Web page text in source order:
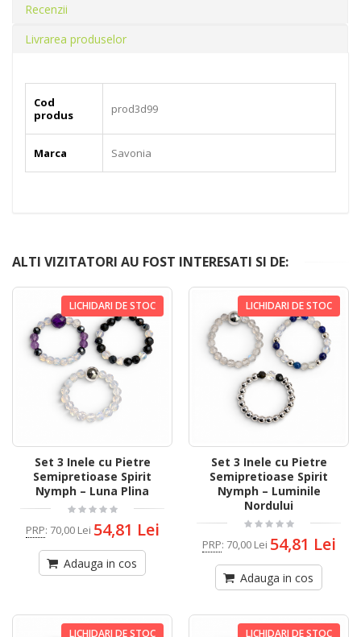
Recenzii
Livrarea produselor
Cod
produs
prod3d99
Marca Savonia
ALTI VIZITATORI AU FOST INTERESATI SI DE:
LICHIDARI DE STOC
Set 3 Inele cu Pietre
Semipretioase Spirit
Nymph – Luna Plina
PRP: 70,00 Lei 54,81 Lei
Adauga in cos
LICHIDARI DE STOC
Set 3 Inele cu Pietre
Semipretioase Spirit
Nymph – Luminile
Nordului
PRP: 70,00 Lei 54,81 Lei
Adauga in cos
LICHIDARI DE STOC LICHIDARI DE STOC